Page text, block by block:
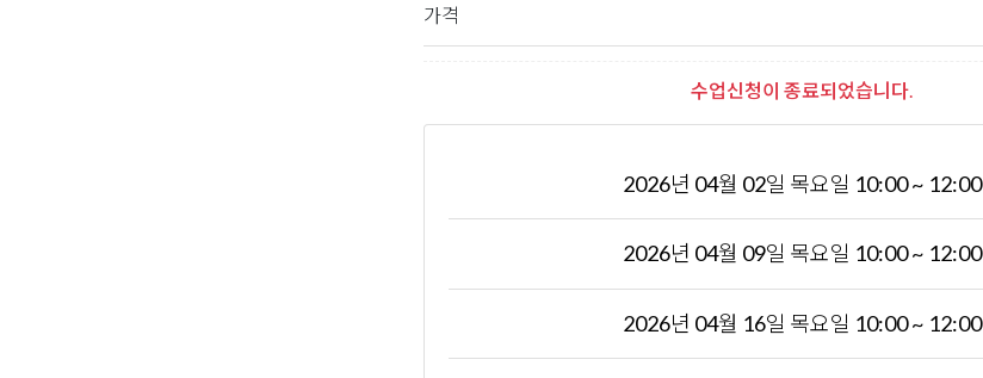
가격
수업신청이 종료되었습니다.
2026년 04월 02일 목요일 10:00 ~ 12:00
2026년 04월 09일 목요일 10:00 ~ 12:00
2026년 04월 16일 목요일 10:00 ~ 12:00